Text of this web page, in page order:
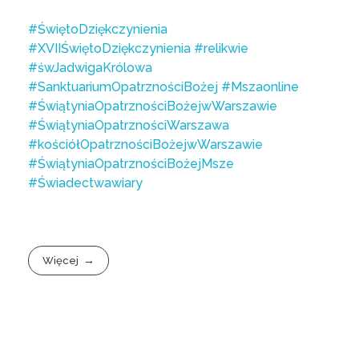
#ŚwiętoDziękczynienia
#XVIIŚwiętoDziękczynienia #relikwie
#śwJadwigaKrólowa
#SanktuariumOpatrznościBożej #Mszaonline
#ŚwiątyniaOpatrznościBożejwWarszawie
#ŚwiątyniaOpatrznościWarszawa
#kościółOpatrznościBożejwWarszawie
#ŚwiątyniaOpatrznościBożejMsze
#Świadectwawiary
Więcej